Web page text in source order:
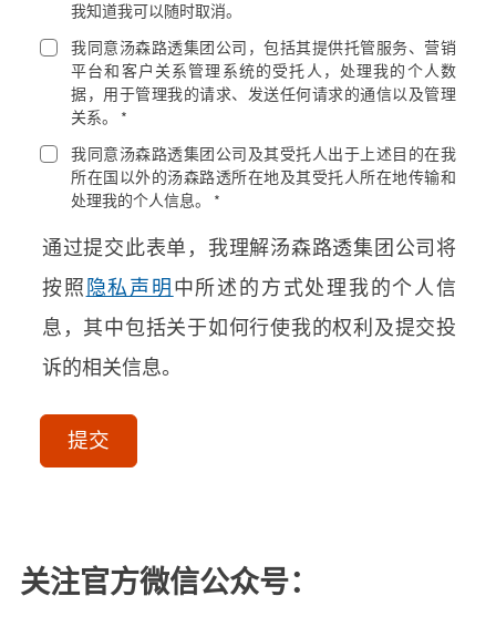
我知道我可以随时取消。
我同意汤森路透集团公司，包括其提供托管服务、营销
平台和客户关系管理系统的受托人，处理我的个人数
据，用于管理我的请求、发送任何请求的通信以及管理
关系。 *
我同意汤森路透集团公司及其受托人出于上述目的在我
所在国以外的汤森路透所在地及其受托人所在地传输和
处理我的个人信息。 *
通过提交此表单，我理解汤森路透集团公司将
按照 隐私声明 中所述的方式处理我的个人信
息，其中包括关于如何行使我的权利及提交投
诉的相关信息。
提交
关注官方微信公众号：